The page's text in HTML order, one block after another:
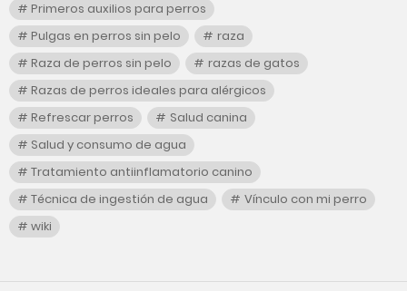
Primeros auxilios para perros
Pulgas en perros sin pelo
raza
Raza de perros sin pelo
razas de gatos
Razas de perros ideales para alérgicos
Refrescar perros
Salud canina
Salud y consumo de agua
Tratamiento antiinflamatorio canino
Técnica de ingestión de agua
Vínculo con mi perro
wiki